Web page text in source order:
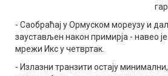
- Саобраћај у Ормуском мореузу и
заустављен након примирја - навео
мрежи Икс у четвртак.
- Излазни транзити остају